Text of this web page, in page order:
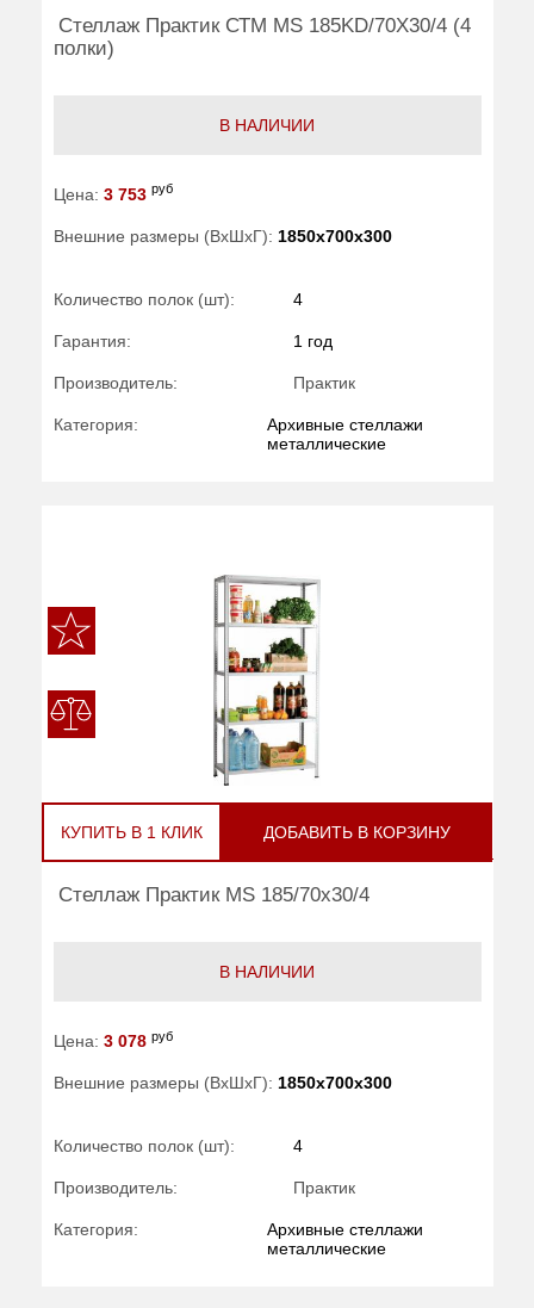
Стеллаж Практик СТМ MS 185KD/70Х30/4 (4
полки)
В НАЛИЧИИ
Цена: 3 753 руб
Внешние размеры (ВхШхГ): 1850x700x300
Количество полок (шт): 4
Гарантия: 1 год
Производитель: Практик
Категория:
Архивные стеллажи
металлические
КУПИТЬ В 1 КЛИК ДОБАВИТЬ В КОРЗИНУ
Стеллаж Практик MS 185/70x30/4
В НАЛИЧИИ
Цена: 3 078 руб
Внешние размеры (ВхШхГ): 1850x700x300
Количество полок (шт): 4
Производитель: Практик
Категория:
Архивные стеллажи
металлические